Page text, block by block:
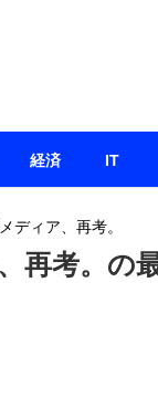
ディア、再考。
再考。の
経済 IT